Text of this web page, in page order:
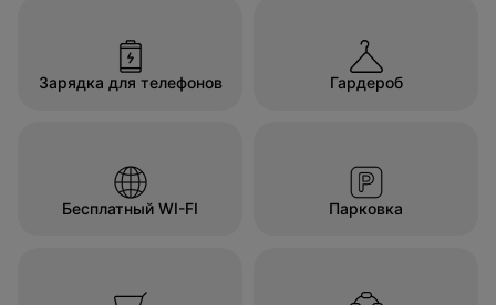
Зарядка для телефонов Гардероб
Бесплатный WI-FI Парковка